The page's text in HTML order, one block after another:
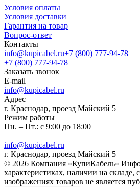
Условия оплаты
Условия доставки
Гарантия на товар
Вопрос-ответ
Контакты
info@kupicabel.ru+7 (800) 777-94-78
+7 (800) 777-94-78
Заказать звонок
E-mail
info@kupicabel.ru
Адрес
г. Краснодар, проезд Майский 5
Режим работы
Пн. – Пт.: с 9:00 до 18:00
info@kupicabel.ru
г. Краснодар, проезд Майский 5
© 2026 Компания «КупиКабель»
характеристиках, наличии на складе,
изображениях товаров не является